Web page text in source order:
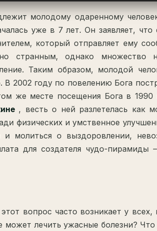
молодому одаренному
уже в 7 лет. Он заявляет,
который отправляет ему
странным, однако множество
Таким образом, молодой
2002 году по повелению Бога
же месте посещения Бога в 1990
, весть о ней разлетелась как
физических и умственное
молиться о выздоровлении,
для создателя чудо-
вопрос часто возникает у всех,
может лечить ужасные болезни?